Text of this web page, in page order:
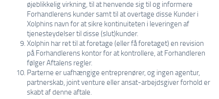
øjeblikkelig virkning, til at henvende sig til og informere
Forhandlerens kunder samt til at overtage disse Kunder i
Xolphins navn for at sikre kontinuiteten i leveringen af
tjenesteydelser til disse (slut)kunder.
Xolphin har ret til at foretage (eller få foretaget) en revision
på Forhandlerens kontor for at kontrollere, at Forhandleren
følger Aftalens regler.
Parterne er uafhængige entreprenører, og ingen agentur,
partnerskab, joint venture eller ansat-arbejdsgiver forhold er
skabt af denne aftale.